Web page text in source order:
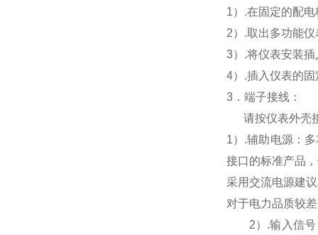
1）.在固定的配
2）.取出多功能
3）.将仪表安装
4）.插入仪表的
3 ．端子接线：
请按仪表外壳
1） .辅助电源：
接口的标准产品
采用交流电源建
对于电力品质较
2） .输入信